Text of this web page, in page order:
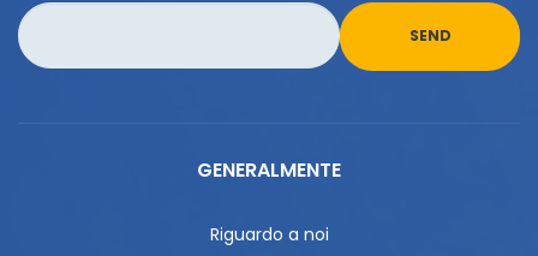
GENERALMENTE
Riguardo a noi